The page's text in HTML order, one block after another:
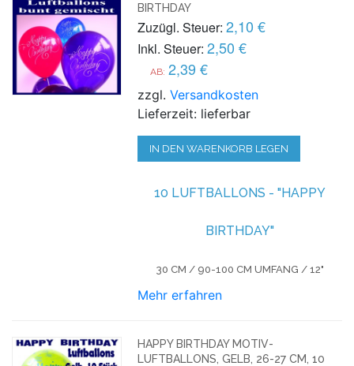
BIRTHDAY
Zuzügl. Steuer: 2,10 €
Inkl. Steuer: 2,50 €
AB: 2,39 €
zzgl.Versandkosten
Lieferzeit: lieferbar
IN DEN WARENKORB LEGEN
10 LUFTBALLONS - "HAPPY
BIRTHDAY"
30 CM / 90-100 CM UMFANG / 12"
Mehr erfahren
HAPPY BIRTHDAY MOTIV-
LUFTBALLONS, GELB, 26-27 CM, 10